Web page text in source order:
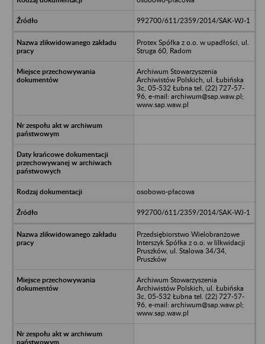
992700/611/2359/2014/SAK-WJ-1
Protex Spółka z o.o. w upadłości, ul.
Struga 60, Radom
Archiwum Stowarzyszenia
Archiwistów Polskich, ul. Łubińska
3c, 05-532 Łubna tel. (22) 727-57-
96, e-mail: archiwum@sap.waw.pl;
www.sap.waw.pl
osobowo-płacowa
992700/611/2359/2014/SAK-WJ-1
Przedsiębiorstwo Wielobranżowe
Interszyk Spółka z o.o. w lilkwidacji
Pruszków, ul. Stalowa 34/34,
Pruszków
Archiwum Stowarzyszenia
Archiwistów Polskich, ul. Łubińska
3c, 05-532 Łubna tel. (22) 727-57-
96, e-mail: archiwum@sap.waw.pl;
www.sap.waw.pl